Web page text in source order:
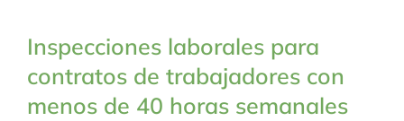
Inspecciones laborales para
contratos de trabajadores con
menos de 40 horas semanales